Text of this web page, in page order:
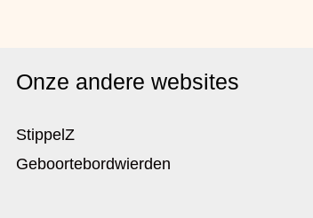
Onze andere websites
StippelZ
Geboortebordwierden